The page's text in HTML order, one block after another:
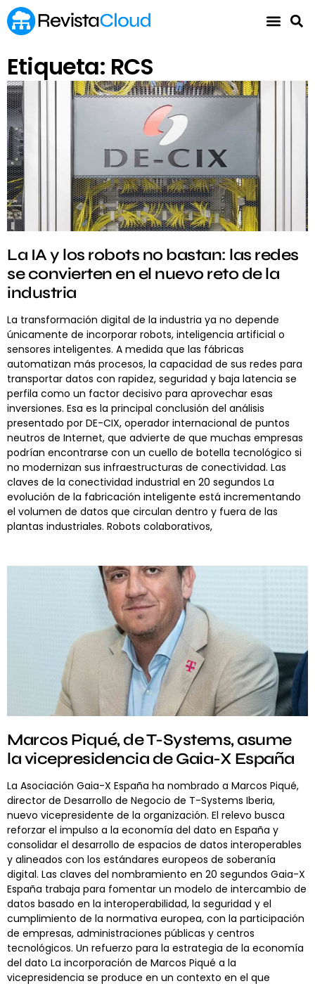
Etiqueta: RCS
La IA y los robots no bastan: las redes
se convierten en el nuevo reto de la
industria
La transformación digital de la industria ya no depende
únicamente de incorporar robots, inteligencia artificial o
sensores inteligentes. A medida que las fábricas
automatizan más procesos, la capacidad de sus redes para
transportar datos con rapidez, seguridad y baja latencia se
perfila como un factor decisivo para aprovechar esas
inversiones. Esa es la principal conclusión del análisis
presentado por DE-CIX, operador internacional de puntos
neutros de Internet, que advierte de que muchas empresas
podrían encontrarse con un cuello de botella tecnológico si
no modernizan sus infraestructuras de conectividad. Las
claves de la conectividad industrial en 20 segundos La
evolución de la fabricación inteligente está incrementando
el volumen de datos que circulan dentro y fuera de las
plantas industriales. Robots colaborativos,
Marcos Piqué, de T-Systems, asume
la vicepresidencia de Gaia-X España
La Asociación Gaia-X España ha nombrado a Marcos Piqué,
director de Desarrollo de Negocio de T-Systems Iberia,
nuevo vicepresidente de la organización. El relevo busca
reforzar el impulso a la economía del dato en España y
consolidar el desarrollo de espacios de datos interoperables
y alineados con los estándares europeos de soberanía
digital. Las claves del nombramiento en 20 segundos Gaia-X
España trabaja para fomentar un modelo de intercambio de
datos basado en la interoperabilidad, la seguridad y el
cumplimiento de la normativa europea, con la participación
de empresas, administraciones públicas y centros
tecnológicos. Un refuerzo para la estrategia de la economía
del dato La incorporación de Marcos Piqué a la
vicepresidencia se produce en un contexto en el que